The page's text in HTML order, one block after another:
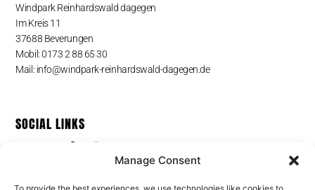
Manage Consent
Windpark Reinhardswald dagegen
Im Kreis 11
37688 Beverungen
Mobil: 0173 2 88 65 30
Mail: info@windpark-reinhardswald-dagegen.de
SOCIAL LINKS